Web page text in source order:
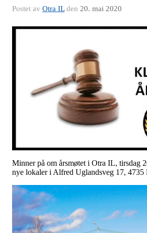
Postet av Otra ILden 20. mai 2020
Minner på om årsmøtet i Otra IL, tirsdag
nye lokaler i Alfred Uglandsveg 17, 4735